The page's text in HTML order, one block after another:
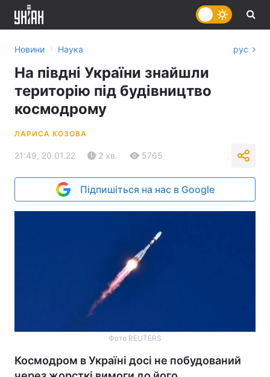
Новини › Наука рус
На півдні України знайшли
територію під будівництво
космодрому
ЛАРИСА КОЗОВА
21:49, 20.01.22 2 хв. 5765
Підпишіться на нас в Google
Фото REUTERS
Космодром в Україні досі не побудований